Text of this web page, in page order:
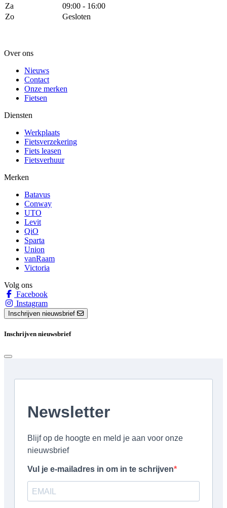
Za
09:00 - 16:00
Zo
Gesloten
Over ons
Nieuws
Contact
Onze merken
Fietsen
Diensten
Werkplaats
Fietsverzekering
Fiets leasen
Fietsverhuur
Merken
Batavus
Conway
UTO
Levit
QiO
Sparta
Union
vanRaam
Victoria
Volg ons
Facebook
Instagram
Inschrijven nieuwsbrief
Inschrijven nieuwsbrief